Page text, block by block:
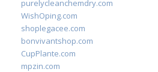
purelycleanchemdry.com
WishOping.com
shoplegacee.com
bonvivantshop.com
CupPlante.com
mpzin.com